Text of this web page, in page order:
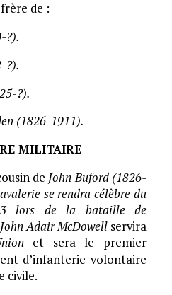
de :
?).
?).
?).
(1826-1911).
MILITAIRE
de John Buford (1826-
se rendra célèbre du
lors de la bataille de
John Adair McDowellservira
et sera le premier
d’infanterie volontaire
civile.